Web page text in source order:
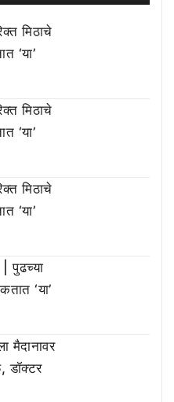
मिठाचे
‘या’
मिठाचे
‘या’
मिठाचे
‘या’
‘या’
डॉक्टर